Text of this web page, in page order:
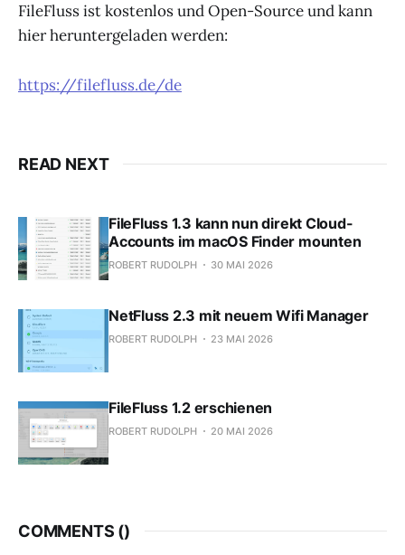
FileFluss ist kostenlos und Open-Source und kann
hier heruntergeladen werden:
https://filefluss.de/de
READ NEXT
FileFluss 1.3 kann nun direkt Cloud-
Accounts im macOS Finder mounten
ROBERT RUDOLPH 30 MAI 2026
NetFluss 2.3 mit neuem Wifi Manager
ROBERT RUDOLPH 23 MAI 2026
FileFluss 1.2 erschienen
ROBERT RUDOLPH 20 MAI 2026
COMMENTS ()